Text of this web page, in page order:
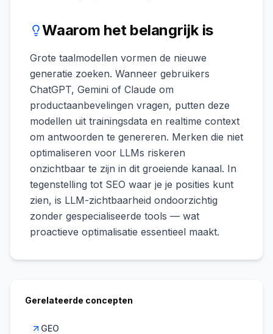
Waarom het belangrijk is
Grote taalmodellen vormen de nieuwe
generatie zoeken. Wanneer gebruikers
ChatGPT, Gemini of Claude om
productaanbevelingen vragen, putten deze
modellen uit trainingsdata en realtime context
om antwoorden te genereren. Merken die niet
optimaliseren voor LLMs riskeren
onzichtbaar te zijn in dit groeiende kanaal. In
tegenstelling tot SEO waar je je posities kunt
zien, is LLM-zichtbaarheid ondoorzichtig
zonder gespecialiseerde tools — wat
proactieve optimalisatie essentieel maakt.
Gerelateerde concepten
GEO